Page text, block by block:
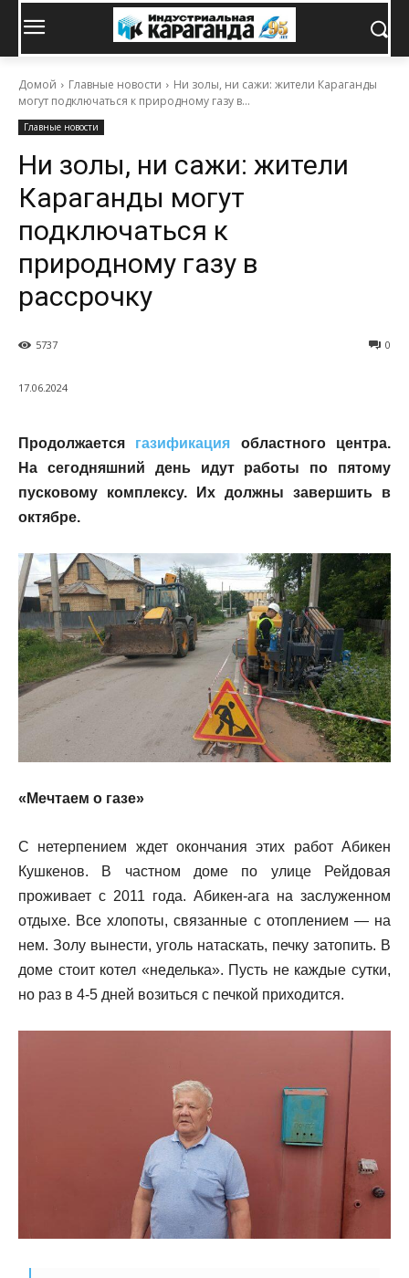
Домой Главные новости
Ни золы, ни сажи: жители Караганды
могут подключаться к природному газу в...
Главные новости
Ни золы, ни сажи: жители
Караганды могут
подключаться к
природному газу в
рассрочку
0
5737
17.06.2024
Продолжается газификация областного центра.
На сегодняшний день идут работы по пятому
пусковому комплексу. Их должны завершить в
октябре.
«Мечтаем о газе»
С нетерпением ждет окончания этих работ Абикен
Кушкенов. В частном доме по улице Рейдовая
проживает с 2011 года. Абикен-ага на заслуженном
отдыхе. Все хлопоты, связанные с отоплением — на
нем. Золу вынести, уголь натаскать, печку затопить. В
доме стоит котел «неделька». Пусть не каждые сутки,
но раз в 4-5 дней возиться с печкой приходится.